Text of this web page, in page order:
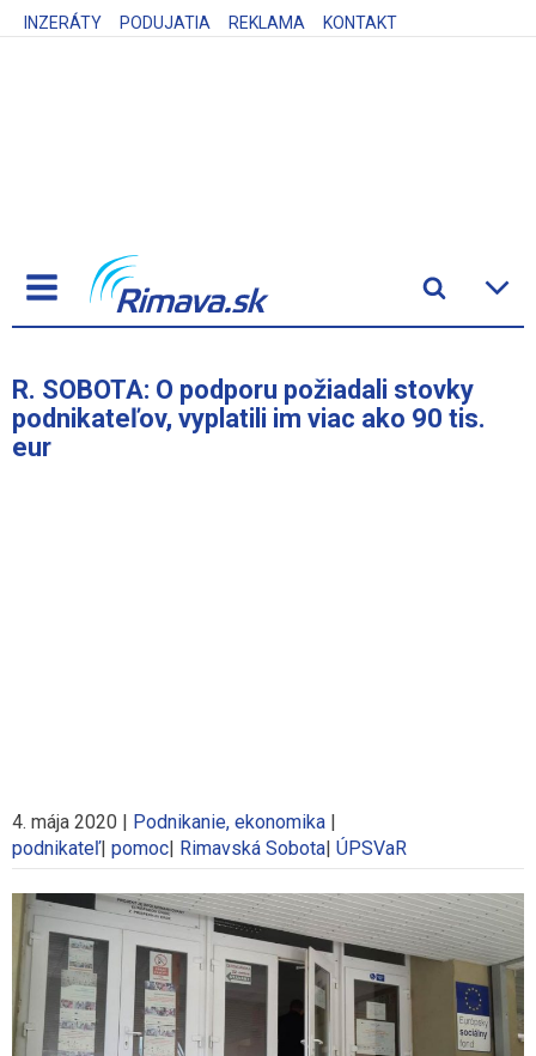
INZERÁTY PODUJATIA REKLAMA KONTAKT
R. SOBOTA: O podporu požiadali stovky
podnikateľov, vyplatili im viac ako 90 tis.
eur
4. mája 2020 | Podnikanie, ekonomika |
podnikateľ| pomoc| Rimavská Sobota| ÚPSVaR